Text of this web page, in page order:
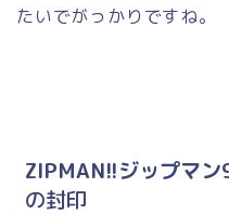
たいでがっかりですね。
ZIPMAN!!ジップマン
の封印